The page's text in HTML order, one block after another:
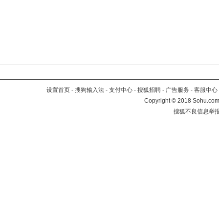
设置首页 - 搜狗输入法 - 支付中心 - 搜狐招聘 - 广告服务 - 客服中心
Copyright©2018
搜狐不良信息举